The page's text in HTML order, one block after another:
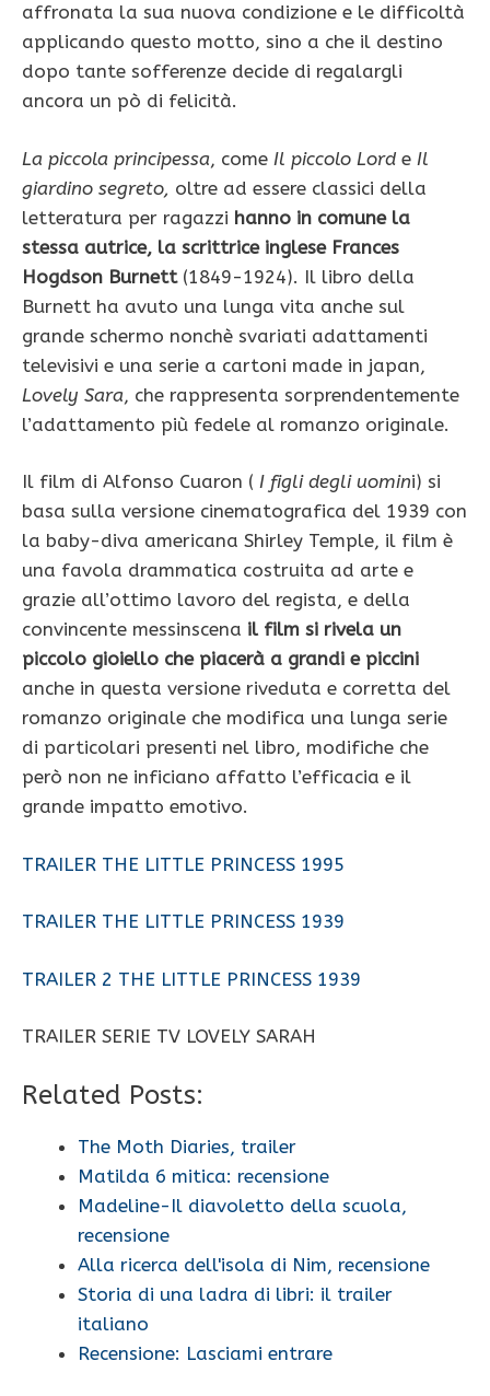
affronata la sua nuova condizione e le difficoltà
applicando questo motto, sino a che il destino
dopo tante sofferenze decide di regalargli
ancora un pò di felicità.
La piccola principessa, come Il piccolo Lord e Il
giardino segreto, oltre ad essere classici della
letteratura per ragazzi hanno in comune la
stessa autrice, la scrittrice inglese Frances
Hogdson Burnett (1849-1924). Il libro della
Burnett ha avuto una lunga vita anche sul
grande schermo nonchè svariati adattamenti
televisivi e una serie a cartoni made in japan,
Lovely Sara, che rappresenta sorprendentemente
l’adattamento più fedele al romanzo originale.
Il film di Alfonso Cuaron ( I figli degli uomini) si
basa sulla versione cinematografica del 1939 con
la baby-diva americana Shirley Temple, il film è
una favola drammatica costruita ad arte e
grazie all’ottimo lavoro del regista, e della
convincente messinscena il film si rivela un
piccolo gioiello che piacerà a grandi e piccini
anche in questa versione riveduta e corretta del
romanzo originale che modifica una lunga serie
di particolari presenti nel libro, modifiche che
però non ne inficiano affatto l’efficacia e il
grande impatto emotivo.
TRAILER THE LITTLE PRINCESS 1995
TRAILER THE LITTLE PRINCESS 1939
TRAILER 2 THE LITTLE PRINCESS 1939
TRAILER SERIE TV LOVELY SARAH
Related Posts:
The Moth Diaries, trailer
Matilda 6 mitica: recensione
Madeline-Il diavoletto della scuola,
recensione
Alla ricerca dell'isola di Nim, recensione
Storia di una ladra di libri: il trailer
italiano
Recensione: Lasciami entrare